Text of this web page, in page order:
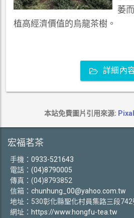
萎
植高經濟價值的烏龍茶樹。
詳細內
本站免費圖片引用來源:
宏福茗茶
手機： 0933-521643
電話： (04)8790005
傳真：(04)8793852
信箱： chunhung_00@yahoo.com.tw
地址：530彰化縣聖化村員集路三段742
網址： https://www.hongfu-tea.tw